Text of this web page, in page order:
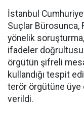
İstanbul
Suçlar Bürosunca,
yönelik
ifadeler
örgütün şifreli
kullandığı tespit
terör örgütüne üye
verildi.